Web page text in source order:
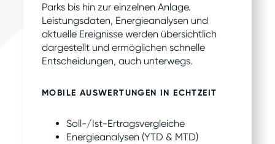
Parks bis hin zur einzelnen Anlage.
Leistungsdaten, Energieanalysen und
aktuelle Ereignisse werden übersichtlich
dargestellt und ermöglichen schnelle
Entscheidungen, auch unterwegs.
MOBILE AUSWERTUNGEN IN ECHTZEIT
Soll-/Ist-Ertragsvergleiche
Energieanalysen (YTD & MTD)